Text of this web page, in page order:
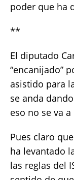
poder que ha
**
El diputado
“encanijado”
asistido para
se anda
eso no se va
Pues claro
ha levantado
las reglas del